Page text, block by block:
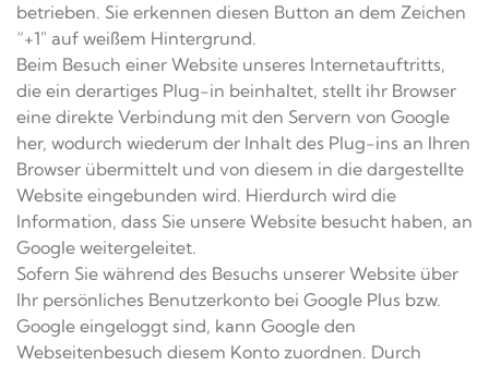
betrieben. Sie erkennen diesen Button an dem Zeichen
“+1″ auf weißem Hintergrund.
Beim Besuch einer Website unseres Internetauftritts,
die ein derartiges Plug-in beinhaltet, stellt ihr Browser
eine direkte Verbindung mit den Servern von Google
her, wodurch wiederum der Inhalt des Plug-ins an Ihren
Browser übermittelt und von diesem in die dargestellte
Website eingebunden wird. Hierdurch wird die
Information, dass Sie unsere Website besucht haben, an
Google weitergeleitet.
Sofern Sie während des Besuchs unserer Website über
Ihr persönliches Benutzerkonto bei Google Plus bzw.
Google eingeloggt sind, kann Google den
Webseitenbesuch diesem Konto zuordnen. Durch